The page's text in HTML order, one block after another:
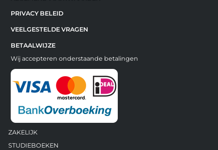
PRIVACY BELEID
VEELGESTELDE VRAGEN
BETAALWIJZE
Wij accepteren onderstaande betalingen
ZAKELIJK
STUDIEBOEKEN